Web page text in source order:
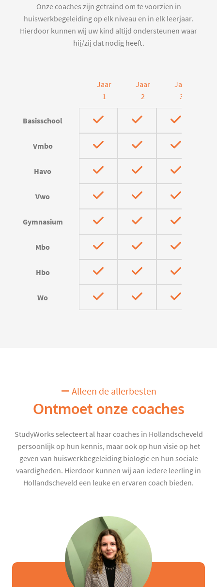
Onze coaches zijn getraind om te voorzien in
huiswerkbegeleiding op elk niveau en in elk leerjaar.
Hierdoor kunnen wij uw kind altijd ondersteunen waar
hij/zij dat nodig heeft.
Jaar
1
Jaar
2
Jaar
3
Basisschool
Vmbo
Havo
Vwo
Gymnasium
Mbo
Hbo
Wo
Alleen de allerbesten
Ontmoet onze coaches
StudyWorks selecteert al haar coaches in Hollandscheveld
persoonlijk op hun kennis, maar ook op hun visie op het
geven van huiswerkbegeleiding biologie en hun sociale
vaardigheden. Hierdoor kunnen wij aan iedere leerling in
Hollandscheveld een leuke en ervaren coach bieden.